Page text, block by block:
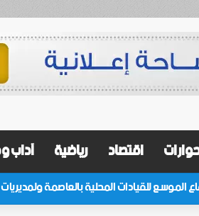
اقتصاد رياضية آداب